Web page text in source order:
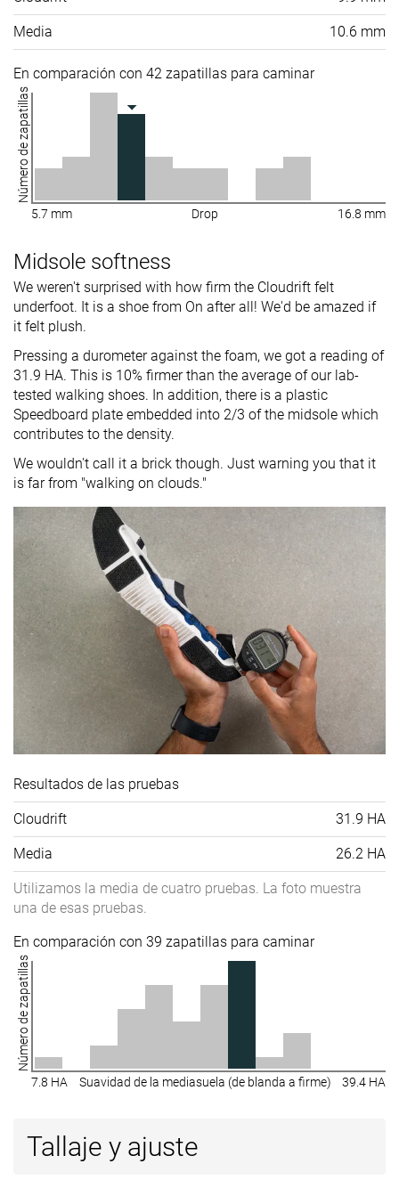
Media 10.6 mm
En comparación con 42 zapatillas para caminar
Número de zapatillas
5.7 mm Drop 16.8 mm
Midsole softness
We weren't surprised with how firm the Cloudrift felt
underfoot. It is a shoe from On after all! We'd be amazed if
it felt plush.
Pressing a durometer against the foam, we got a reading of
31.9 HA. This is 10% firmer than the average of our lab-
tested walking shoes. In addition, there is a plastic
Speedboard plate embedded into 2/3 of the midsole which
contributes to the density.
We wouldn't call it a brick though. Just warning you that it
is far from "walking on clouds."
Resultados de las pruebas
Cloudrift 31.9 HA
Media 26.2 HA
Utilizamos la media de cuatro pruebas. La foto muestra
una de esas pruebas.
En comparación con 39 zapatillas para caminar
Número de zapatillas
7.8 HA Suavidad de la mediasuela (de blanda a firme) 39.4 HA
Tallaje y ajuste